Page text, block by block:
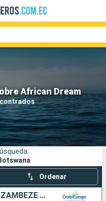
African Dream
Compañías
Buscar
Ordenar
SAFARI-CROISIÈRE AU FIL DU ZAMBÈZE - AFRIQUE DU SUD, BOTSWANA, NAMIBIE, ZIMBABWE